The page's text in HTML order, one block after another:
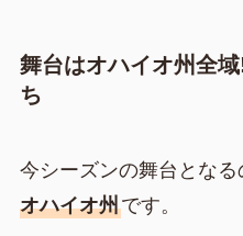
舞台はオハイオ州全
ち
今シーズンの舞台となる
オハイオ州です。